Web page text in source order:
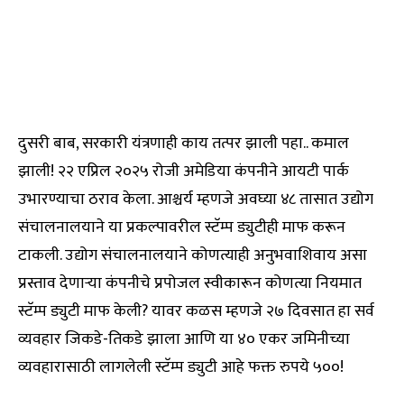
दुसरी बाब, सरकारी यंत्रणाही काय तत्पर झाली पहा.. कमाल
झाली! २२ एप्रिल २०२५ रोजी अमेडिया कंपनीने आयटी पार्क
उभारण्याचा ठराव केला. आश्चर्य म्हणजे अवघ्या ४८ तासात उद्योग
संचालनालयाने या प्रकल्पावरील स्टॅम्प ड्युटीही माफ करून
टाकली. उद्योग संचालनालयाने कोणत्याही अनुभवाशिवाय असा
प्रस्ताव देणाऱ्या कंपनीचे प्रपोजल स्वीकारून कोणत्या नियमात
स्टॅम्प ड्युटी माफ केली? यावर कळस म्हणजे २७ दिवसात हा सर्व
व्यवहार जिकडे-तिकडे झाला आणि या ४० एकर जमिनीच्या
व्यवहारासाठी लागलेली स्टॅम्प ड्युटी आहे फक्त रुपये ५००!